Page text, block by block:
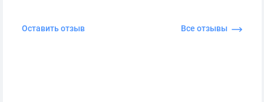
Оставить отзыв Все отзывы